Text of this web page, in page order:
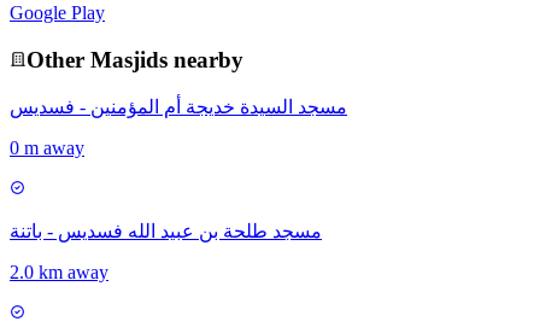
Google Play
Other Masjids nearby
مسجد السيدة خديجة أم المؤمنين - فسديس
0 m away
مسجد طلحة بن عبيد الله فسديس - باتنة
2.0 km away